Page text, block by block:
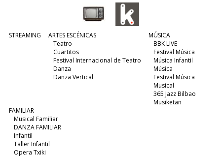
STREAMING
ARTES ESCÉNICAS
Teatro
Cuartitos
Festival Internacional de Teatro
Danza
Danza Vertical
MÚSICA
BBK LIVE
Festival Música
Música Infantil
Música
Festival Música
Musical
365 Jazz Bilbao
Musiketan
FAMILIAR
Musical Familiar
DANZA FAMILIAR
Infantil
Taller Infantil
Opera Txiki